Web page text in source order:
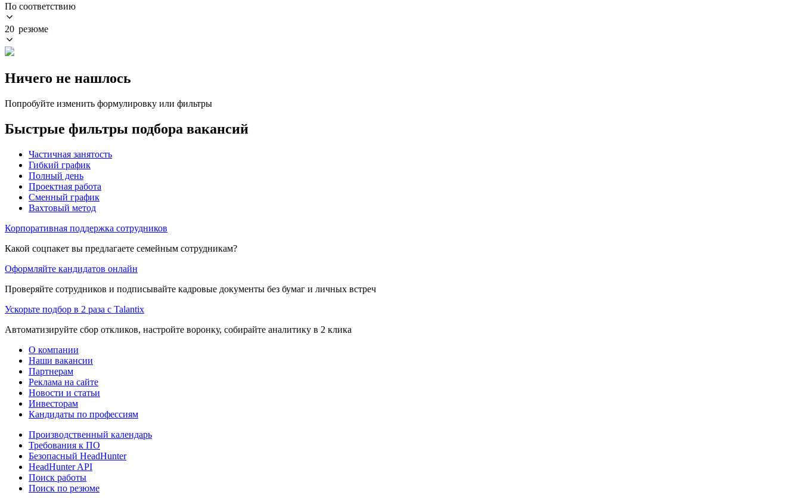
По соответствию
20 резюме
Ничего не нашлось
Попробуйте изменить формулировку или фильтры
Быстрые фильтры подбора вакансий
Частичная занятость
Гибкий график
Полный день
Проектная работа
Сменный график
Вахтовый метод
Корпоративная поддержка сотрудников
Какой соцпакет вы предлагаете семейным сотрудникам?
Оформляйте кандидатов онлайн
Проверяйте сотрудников и подписывайте кадровые документы без бумаг и личных встреч
Ускорьте подбор в 2 раза с Talantix
Автоматизируйте сбор откликов, настройте воронку, собирайте аналитику в 2 клика
О компании
Наши вакансии
Партнерам
Реклама на сайте
Новости и статьи
Инвесторам
Кандидаты по профессиям
Производственный календарь
Требования к ПО
Безопасный HeadHunter
HeadHunter API
Поиск работы
Поиск по резюме